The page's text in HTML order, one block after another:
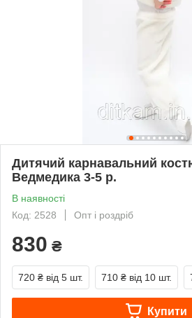
Дитячий карнавальний
Ведмедика 3-5 р.
В наявності
Код: 2528
Опт і роздріб
830 ₴
720 ₴ від 5 шт. 710 ₴ від 10 шт.
Купити